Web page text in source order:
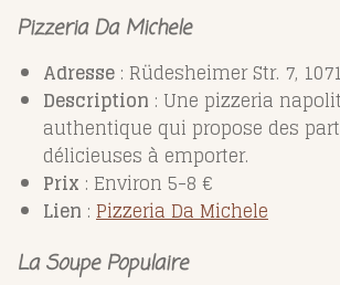
Pizzeria Da Michele
Adresse : Rüdesheimer Str. 7,
Description : Une pizzeria
authentique qui propose des
délicieuses à emporter.
Prix : Environ 5-8 €
Lien : PizzeriaDaMichele
La Soupe Populaire